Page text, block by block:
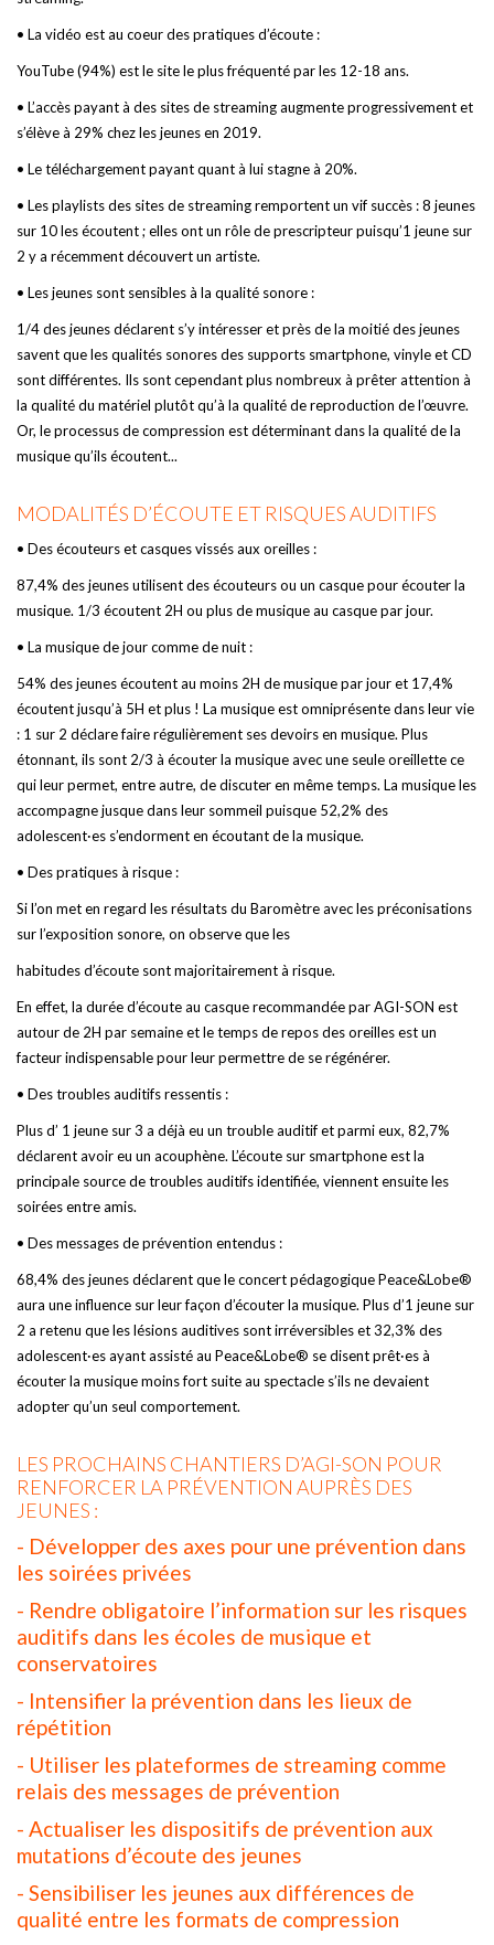
• La vidéo est au coeur des pratiques d’écoute :
YouTube (94%) est le site le plus fréquenté par les 12-18 ans.
• L’accès payant à des sites de streaming augmente progressivement et
s’élève à 29% chez les jeunes en 2019.
• Le téléchargement payant quant à lui stagne à 20%.
• Les playlists des sites de streaming remportent un vif succès : 8 jeunes
sur 10 les écoutent ; elles ont un rôle de prescripteur puisqu’1 jeune sur
2 y a récemment découvert un artiste.
• Les jeunes sont sensibles à la qualité sonore :
1/4 des jeunes déclarent s’y intéresser et près de la moitié des jeunes
savent que les qualités sonores des supports smartphone, vinyle et CD
sont différentes. Ils sont cependant plus nombreux à prêter attention à
la qualité du matériel plutôt qu’à la qualité de reproduction de l’œuvre.
Or, le processus de compression est déterminant dans la qualité de la
musique qu’ils écoutent...
MODALITÉS D’ÉCOUTE ET RISQUES AUDITIFS
• Des écouteurs et casques vissés aux oreilles :
87,4% des jeunes utilisent des écouteurs ou un casque pour écouter la
musique. 1/3 écoutent 2H ou plus de musique au casque par jour.
• La musique de jour comme de nuit :
54% des jeunes écoutent au moins 2H de musique par jour et 17,4%
écoutent jusqu’à 5H et plus ! La musique est omniprésente dans leur vie
: 1 sur 2 déclare faire régulièrement ses devoirs en musique. Plus
étonnant, ils sont 2/3 à écouter la musique avec une seule oreillette ce
qui leur permet, entre autre, de discuter en même temps. La musique les
accompagne jusque dans leur sommeil puisque 52,2% des
adolescent·es s’endorment en écoutant de la musique.
• Des pratiques à risque :
Si l’on met en regard les résultats du Baromètre avec les préconisations
sur l’exposition sonore, on observe que les
habitudes d’écoute sont majoritairement à risque.
En effet, la durée d’écoute au casque recommandée par AGI-SON est
autour de 2H par semaine et le temps de repos des oreilles est un
facteur indispensable pour leur permettre de se régénérer.
• Des troubles auditifs ressentis :
Plus d’ 1 jeune sur 3 a déjà eu un trouble auditif et parmi eux, 82,7%
déclarent avoir eu un acouphène. L’écoute sur smartphone est la
principale source de troubles auditifs identifiée, viennent ensuite les
soirées entre amis.
• Des messages de prévention entendus :
68,4% des jeunes déclarent que le concert pédagogique Peace&Lobe®
aura une influence sur leur façon d’écouter la musique. Plus d’1 jeune sur
2 a retenu que les lésions auditives sont irréversibles et 32,3% des
adolescent·es ayant assisté au Peace&Lobe® se disent prêt·es à
écouter la musique moins fort suite au spectacle s’ils ne devaient
adopter qu’un seul comportement.
LES PROCHAINS CHANTIERS D’AGI-SON POUR
RENFORCER LA PRÉVENTION AUPRÈS DES
JEUNES :
- Développer des axes pour une prévention dans
les soirées privées
- Rendre obligatoire l’information sur les risques
auditifs dans les écoles de musique et
conservatoires
- Intensifier la prévention dans les lieux de
répétition
- Utiliser les plateformes de streaming comme
relais des messages de prévention
- Actualiser les dispositifs de prévention aux
mutations d’écoute des jeunes
- Sensibiliser les jeunes aux différences de
qualité entre les formats de compression